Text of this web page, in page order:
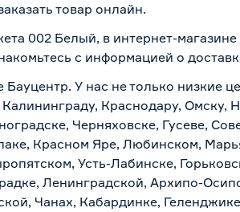
товар онлайн.
002 Белый, в интернет-
с информацией о
У нас не только низкие
Краснодару, Омску,
Черняховске, Гусеве,
Красном Яре, Любинском,
Усть-Лабинске,
Ленинградской, Архипо-
Чанах, Кабардинке,